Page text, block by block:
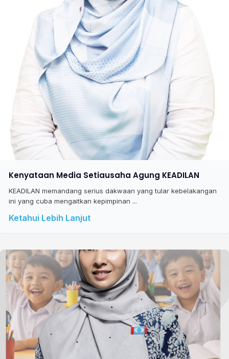
Kenyataan Media Setiausaha Agung KEADILAN
KEADILAN memandang serius dakwaan yang tular kebelakangan
ini yang cuba mengaitkan kepimpinan ...
Ketahui Lebih Lanjut